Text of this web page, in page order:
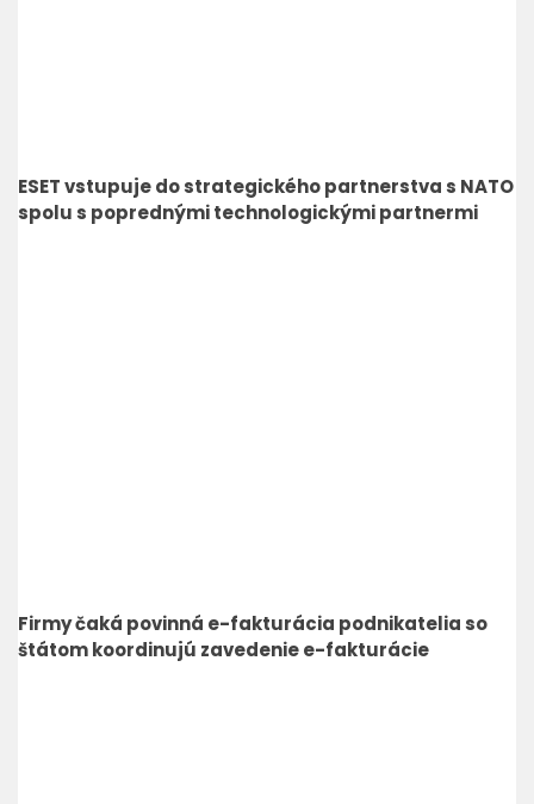
ESET vstupuje do strategického partnerstva s NATO
spolu s poprednými technologickými partnermi
Firmy čaká povinná e-fakturácia podnikatelia so
štátom koordinujú zavedenie e-fakturácie